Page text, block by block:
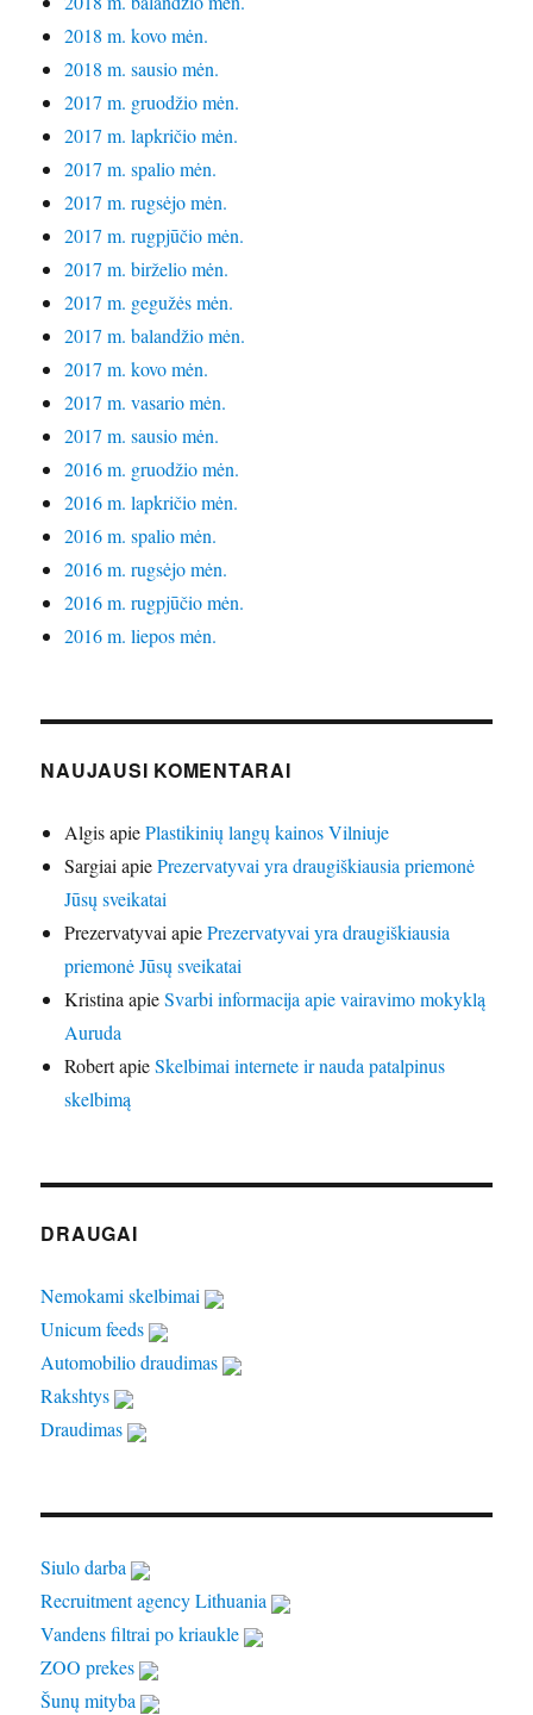
2018 m. kovo mėn.
2018 m. sausio mėn.
2017 m. gruodžio mėn.
2017 m. lapkričio mėn.
2017 m. spalio mėn.
2017 m. rugsėjo mėn.
2017 m. rugpjūčio mėn.
2017 m. birželio mėn.
2017 m. gegužės mėn.
2017 m. balandžio mėn.
2017 m. kovo mėn.
2017 m. vasario mėn.
2017 m. sausio mėn.
2016 m. gruodžio mėn.
2016 m. lapkričio mėn.
2016 m. spalio mėn.
2016 m. rugsėjo mėn.
2016 m. rugpjūčio mėn.
2016 m. liepos mėn.
NAUJAUSI KOMENTARAI
AlgisapiePlastikinių langų kainos Vilniuje
SargiaiapiePrezervatyvai yra draugiškiausia priemonė
Jūsų sveikatai
PrezervatyvaiapiePrezervatyvai yra draugiškiausia
priemonė Jūsų sveikatai
KristinaapieSvarbi informacija apie vairavimo mokyklą
Auruda
RobertapieSkelbimai internete ir nauda patalpinus
skelbimą
DRAUGAI
Nemokami skelbimai
Unicum feeds
Automobilio draudimas
Rakshtys
Draudimas
Siulo darba
Recruitment agency Lithuania
Vandens filtrai po kriaukle
ZOO prekes
Šunų mityba